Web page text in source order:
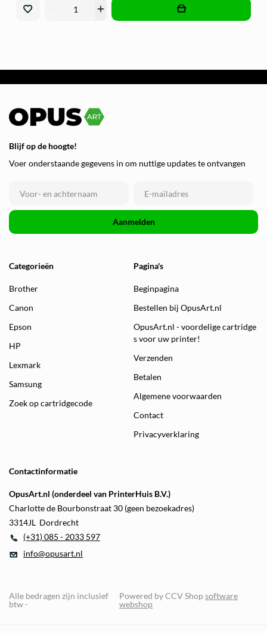
add
Blijf op de hoogte!
Voer onderstaande gegevens in om nuttige updates te ontvangen
Aanmelden
Categorieën
Brother
Canon
Epson
HP
Lexmark
Samsung
Zoek op cartridgecode
Pagina's
Beginpagina
Bestellen bij OpusArt.nl
OpusArt.nl - voordelige cartridge
s voor uw printer!
Verzenden
Betalen
Algemene voorwaarden
Contact
Privacyverklaring
Contactinformatie
OpusArt.nl (onderdeel van PrinterHuis B.V.)
Charlotte de Bourbonstraat 30 (geen bezoekadres)
3314JL Dordrecht
(+31) 085 - 2033 597
info@opusart.nl
Alle bedragen zijn inclusief
btw -
Powered by CCV Shopsoftware
webshop